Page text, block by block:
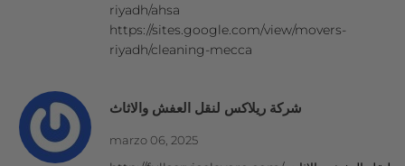
riyadh/ahsa
https://sites.google.com/view/movers-
riyadh/cleaning-mecca
شركة ريلاكس لنقل العفش والاثاث
marzo 06, 2025